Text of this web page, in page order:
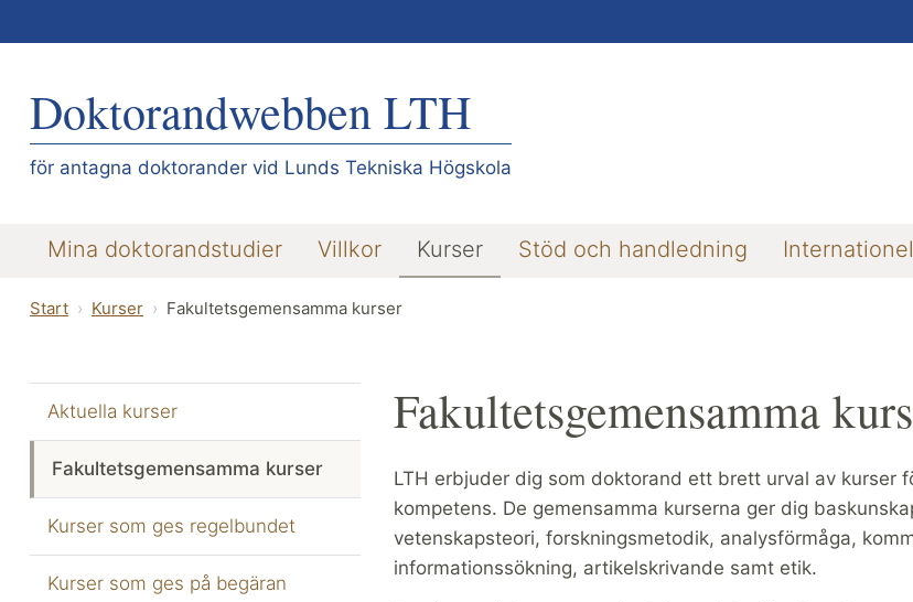
Doktorandwebben LTH
för antagna doktorander vid Lunds Tekniska Högskola
Mina doktorandstudier Villkor Kurser Stöd och handledning
Start Kurser Fakultetsgemensamma kurser
Aktuella kurser
Fakultetsgemensamma kurser
Kurser som ges regelbundet
Kurser som ges på begäran
Fakultetsgemensamma
LTH erbjuder dig som doktorand ett brett urval av kurser
kompetens. De gemensamma kurserna ger dig
vetenskapsteori, forskningsmetodik, analysförmåga,
informationssökning, artikelskrivande samt etik.